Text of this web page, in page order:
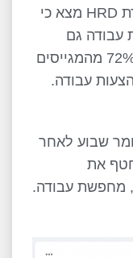
סקר שנערך לאחרונה על ידי חברת HRD מצא כי
עבודה גם
בתקופת מלחמה. על פי סקר זה 72% מהמגייסים
עבודה.
פוסט מה14.10, כלומר שבוע לאחר
את
מחפשת עבודה.